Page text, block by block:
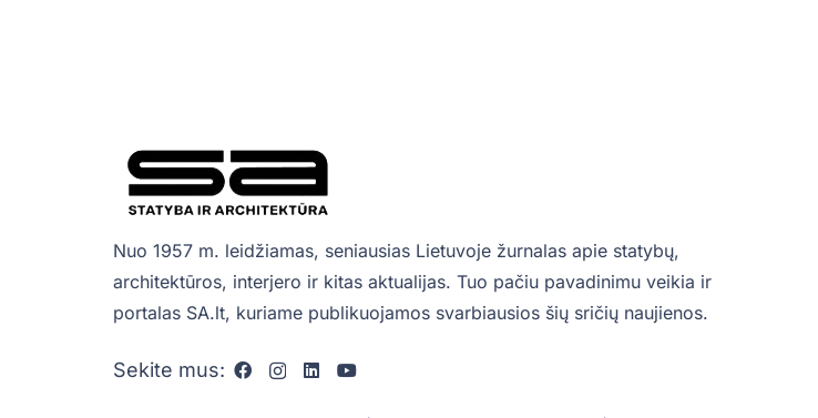
Nuo 1957 m. leidžiamas, seniausias Lietuvoje žurnalas apie statybų,
architektūros, interjero ir kitas aktualijas. Tuo pačiu pavadinimu veikia ir
portalas SA.lt, kuriame publikuojamos svarbiausios šių sričių naujienos.
Sekite mus: